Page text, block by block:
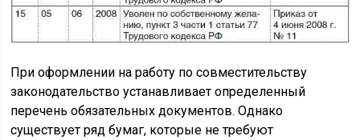
При оформлении на работу по совместительству
законодательство устанавливает определенный
перечень обязательных документов. Однако
существует ряд бумаг, которые не требуют